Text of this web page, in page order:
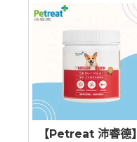
【Petreat 沛睿德】